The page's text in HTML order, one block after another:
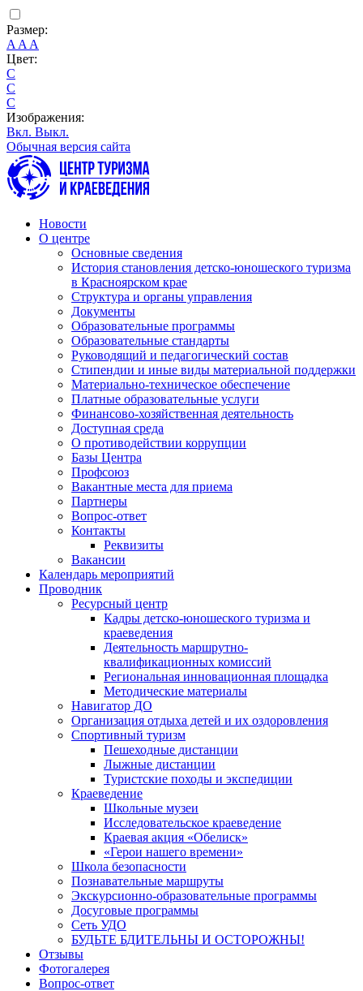
Размер:
A A A
Цвет:
C
C
C
Изображения:
Вкл. Выкл.
Обычная версия сайта
Новости
О центре
Основные сведения
История становления детско-юношеского туризма
в Красноярском крае
Структура и органы управления
Документы
Образовательные программы
Образовательные стандарты
Руководящий и педагогический состав
Стипендии и иные виды материальной поддержки
Материально-техническое обеспечение
Платные образовательные услуги
Финансово-хозяйственная деятельность
Доступная среда
О противодействии коррупции
Базы Центра
Профсоюз
Вакантные места для приема
Партнеры
Вопрос-ответ
Контакты
Реквизиты
Вакансии
Календарь мероприятий
Проводник
Ресурсный центр
Кадры детско-юношеского туризма и
краеведения
Деятельность маршрутно-
квалификационных комиссий
Региональная инновационная площадка
Методические материалы
Навигатор ДО
Организация отдыха детей и их оздоровления
Спортивный туризм
Пешеходные дистанции
Лыжные дистанции
Туристские походы и экспедиции
Краеведение
Школьные музеи
Исследовательское краеведение
Краевая акция «Обелиск»
«Герои нашего времени»
Школа безопасности
Познавательные маршруты
Экскурсионно-образовательные программы
Досуговые программы
Сеть УДО
БУДЬТЕ БДИТЕЛЬНЫ И ОСТОРОЖНЫ!
Отзывы
Фотогалерея
Вопрос-ответ